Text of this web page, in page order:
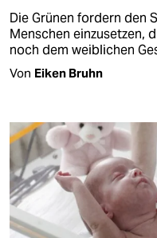
Die Grünen fordern den
Menschen einzusetzen,
noch dem weiblichen
Von Eiken Bruhn